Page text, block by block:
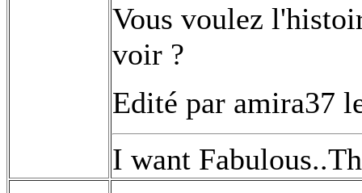
Vous voulez
voir ?
Edité par amira37
I want